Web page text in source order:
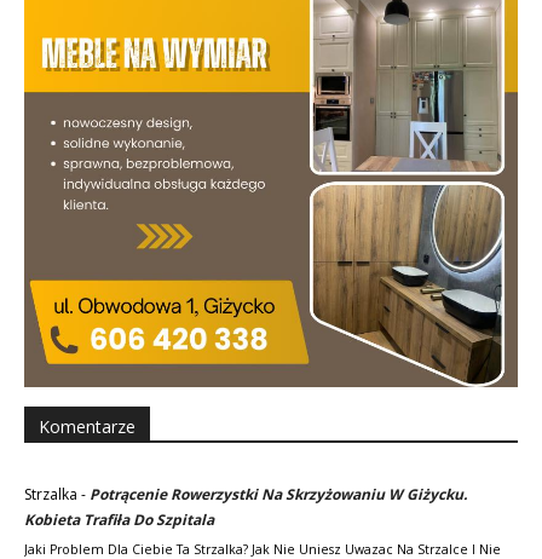
Komentarze
Strzalka - Potrącenie Rowerzystki Na Skrzyżowaniu W Giżycku.
Kobieta Trafiła Do Szpitala
Jaki Problem Dla Ciebie Ta Strzalka? Jak Nie Uniesz Uwazac Na Strzalce I Nie